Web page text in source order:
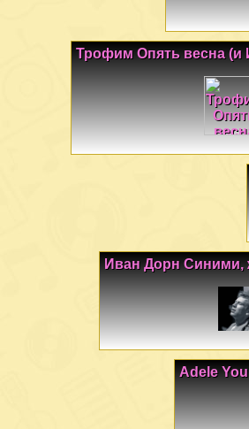
Трофим Опять весна (и
Иван Дорн
Adele